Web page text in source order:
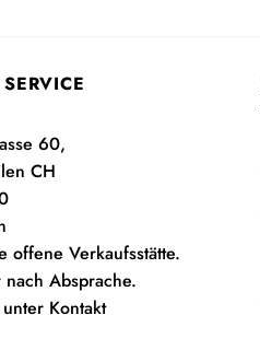
60,
CH
offene Verkaufsstätte.
Absprache.
Kontakt